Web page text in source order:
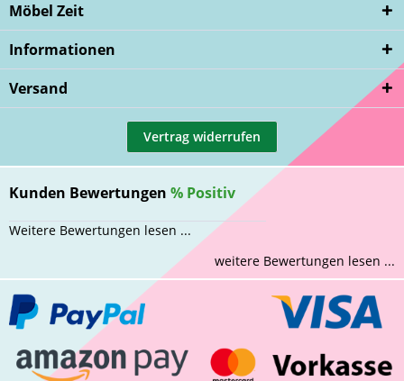
Möbel Zeit
Informationen
Versand
Vertrag widerrufen
Kunden Bewertungen % Positiv
Weitere Bewertungen lesen ...
weitere Bewertungen lesen ...